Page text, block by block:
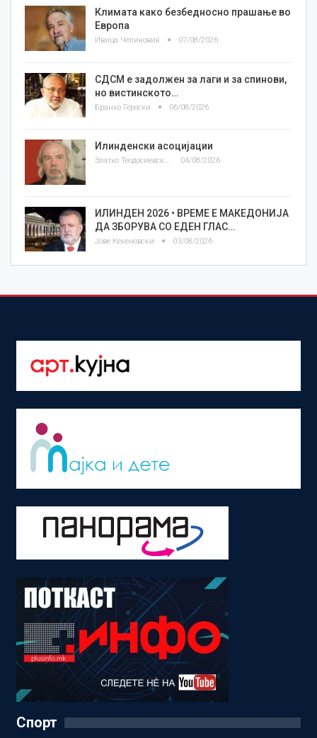
Климата како безбедносно прашање во
Европа
Ивица Челиковиќ 07/08/2026
СДСМ е задолжен за лаги и за спинови,
но вистинското…
Бранко Героски 06/08/2026
Илинденски асоцијации
Златко Теодосиевски 04/08/2026
ИЛИНДЕН 2026 • ВРЕМЕ Е МАКЕДОНИЈА
ДА ЗБОРУВА СО ЕДЕН ГЛАС…
Јове Кекеновски 03/08/2026
Спорт